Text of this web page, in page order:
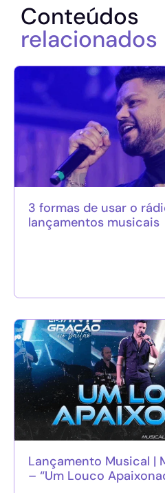
Conteúdos
relacionados
3 formas de usar o
lançamentos musicais
Lançamento Musical |
– “Um Louco